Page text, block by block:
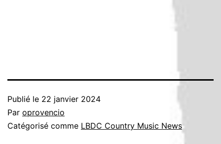
Publié le 22 janvier 2024
Par oprovencio
Catégorisé comme LBDC Country Music News